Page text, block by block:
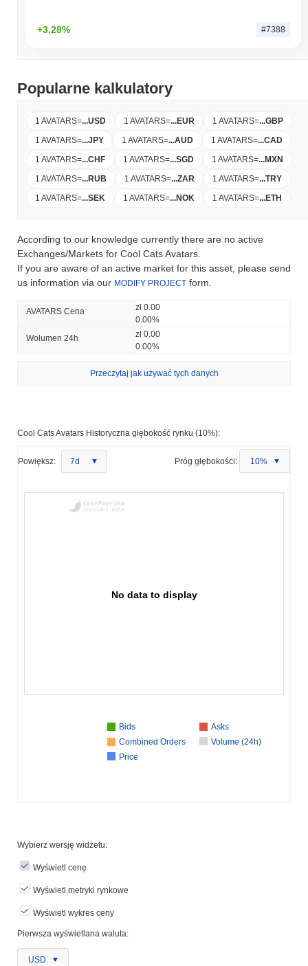
+3.28% #7388
Popularne kalkulatory
1 AVATARS=...USD 1 AVATARS=...EUR 1 AVATARS=...GBP
1 AVATARS=...JPY 1 AVATARS=...AUD 1 AVATARS=...CAD
1 AVATARS=...CHF 1 AVATARS=...SGD 1 AVATARS=...MXN
1 AVATARS=...RUB 1 AVATARS=...ZAR 1 AVATARS=...TRY
1 AVATARS=...SEK 1 AVATARS=...NOK 1 AVATARS=...ETH
According to our knowledge currently there are no active
Exchanges/Markets for Cool Cats Avatars.
If you are aware of an active market for this asset, please send
us information via our MODIFY PROJECT form.
AVATARS Cena
zł 0.00
0.00%
Wolumen 24h
zł 0.00
0.00%
Przeczytaj jak używać tych danych
Cool Cats Avatars Historyczna głębokość rynku (10%):
Powiększ: 7d Próg głębokości: 10%
No data to display
Bids
Asks
Combined Orders
Volume (24h)
Price
Wybierz wersję widżetu:
Wyświetl cenę
Wyświetl metryki rynkowe
Wyświetl wykres ceny
Pierwsza wyświetlana waluta:
USD